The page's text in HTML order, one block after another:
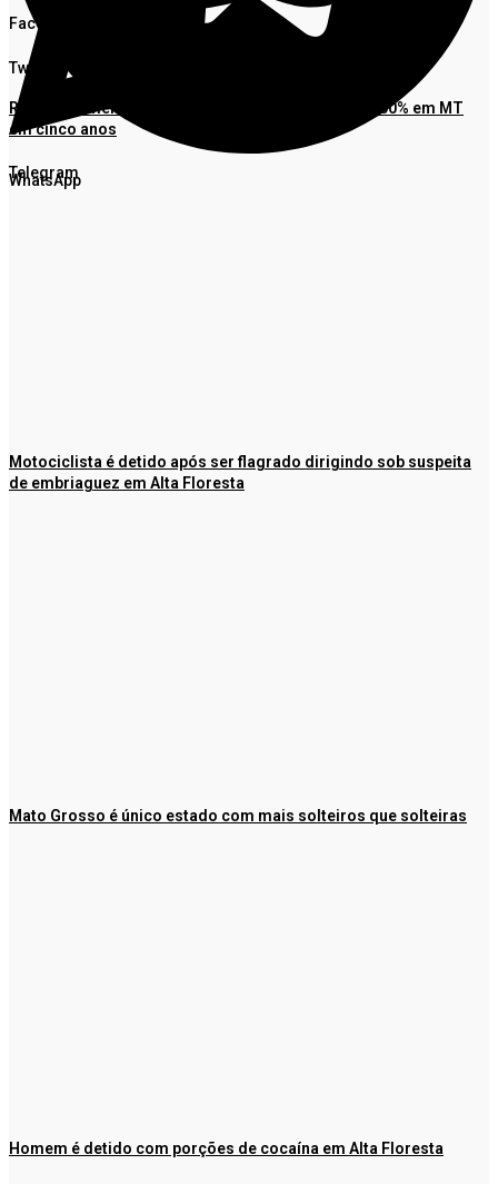
Facebook
Twitter
WhatsApp
Telegram
Reconhecimento de paternidade cresce mais de 500% em MT
em cinco anos
Motociclista é detido após ser flagrado dirigindo sob suspeita
de embriaguez em Alta Floresta
Mato Grosso é único estado com mais solteiros que solteiras
Homem é detido com porções de cocaína em Alta Floresta